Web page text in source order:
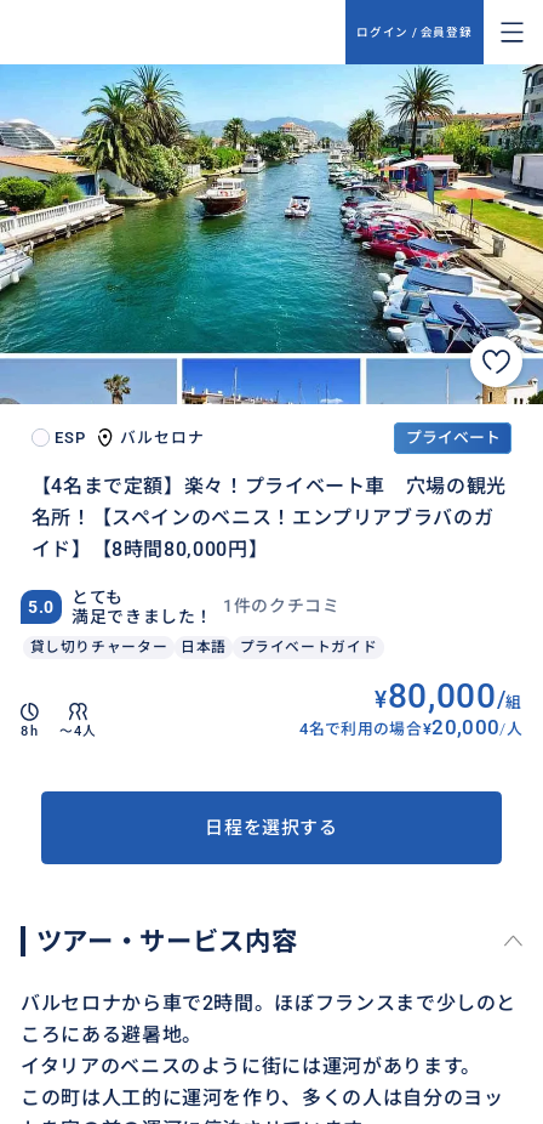
ログイン / 会員登録
ESP バルセロナ プライベート
【4名まで定額】楽々！プライベート車 穴場の観光
名所！【スペインのベニス！エンプリアブラバのガ
イド】【8時間80,000円】
5.0
とても
満足できました！
1件のクチコミ
貸し切りチャーター 日本語 プライベートガイド
8h 〜4人
¥80,000/組
4名で利用の場合¥20,000/人
日程を選択する
ツアー・サービス内容
バルセロナから車で2時間。ほぼフランスまで少しのと
ころにある避暑地。
イタリアのベニスのように街には運河があります。
この町は人工的に運河を作り、多くの人は自分のヨッ